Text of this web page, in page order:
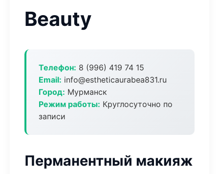
Beauty
Телефон: 8 (996) 419 74 15
Email: info@estheticaurabea831.ru
Город: Мурманск
Режим работы: Круглосуточно по
записи
Перманентный макияж